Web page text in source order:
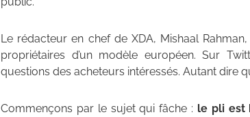
Le rédacteur en chef de XDA, Mishaal
propriétaires d’un modèle européen. Sur
questions des acheteurs intéressés. Autant dire
Commençons par le sujet qui fâche : le pli est